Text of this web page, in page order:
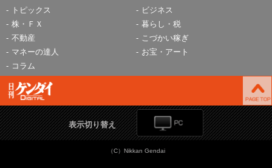
トピックス
ビジネス
株・ＦＸ
暮らし・税
不動産
こづかい稼ぎ
マネーの達人
お宝・アート
コラム
表示切り替え
（C）Nikkan Gendai